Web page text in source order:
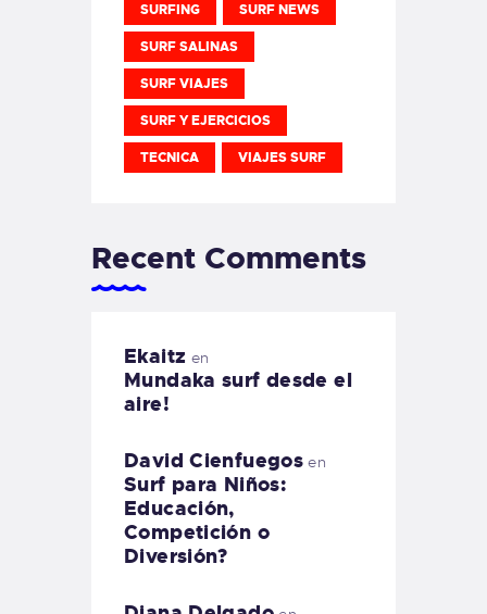
SURFING SURF NEWS
SURF SALINAS
SURF VIAJES
SURF Y EJERCICIOS
TECNICA VIAJES SURF
Recent Comments
Ekaitz en
Mundaka surf desde el
aire!
David Cienfuegos en
Surf para Niños:
Educación,
Competición o
Diversión?